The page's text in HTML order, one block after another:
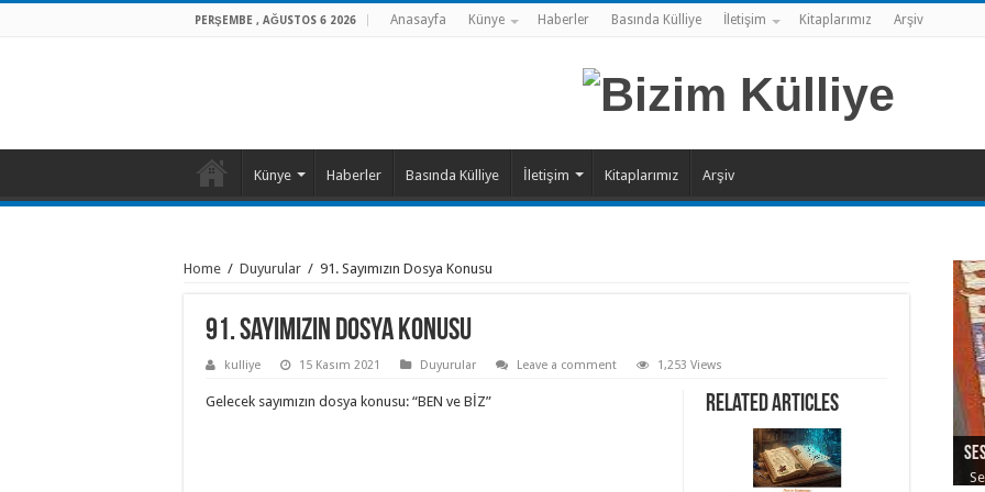
PERŞEMBE , AĞUSTOS 6 2026 Anasayfa Künye Haberler Basında Külliye İletişim Kitaplarımız Arşiv
Künye Haberler Basında Külliye İletişim Kitaplarımız Arşiv
Home / Duyurular / 91. Sayımızın Dosya Konusu
91. Sayımızın Dosya Konusu
kulliye 15 Kasım 2021 Duyurular Leave a comment 1,253 Views
Related Articles
Gelecek sayımızın dosya konusu: “BEN ve BİZ”